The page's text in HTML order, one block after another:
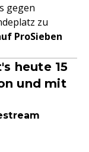
gegen
zu
ProSieben
heute 15
und mit